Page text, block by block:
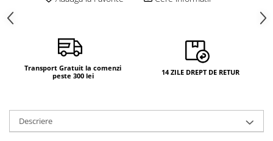
Transport Gratuit la comenzi
peste 300 lei
14 ZILE DREPT DE RETUR
Descriere